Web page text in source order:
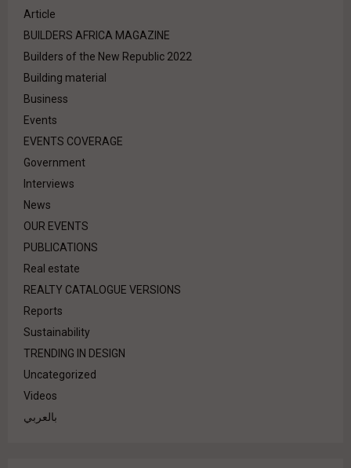
Article
BUILDERS AFRICA MAGAZINE
Builders of the New Republic 2022
Building material
Business
Events
EVENTS COVERAGE
Government
Interviews
News
OUR EVENTS
PUBLICATIONS
Real estate
REALTY CATALOGUE VERSIONS
Reports
Sustainability
TRENDING IN DESIGN
Uncategorized
Videos
بالعربي